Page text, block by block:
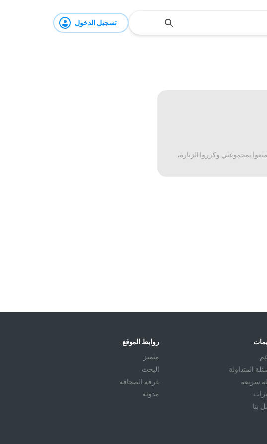
تسجيل الدخول
بمجموعتي وكرروا الزيارة،
روابط الموقع
متميز
البحث
غرفة الصحافة
مدونة
المتداولة
سريعة
بنا